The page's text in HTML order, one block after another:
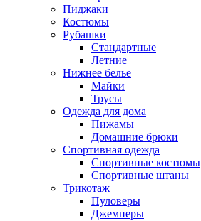
Пиджаки
Костюмы
Рубашки
Стандартные
Летние
Нижнее белье
Майки
Трусы
Одежда для дома
Пижамы
Домашние брюки
Спортивная одежда
Спортивные костюмы
Спортивные штаны
Трикотаж
Пуловеры
Джемперы